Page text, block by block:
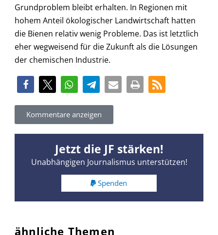
Grundproblem bleibt erhalten. In Regionen mit
hohem Anteil ökologischer Landwirtschaft hatten
die Bienen relativ wenig Probleme. Das ist letztlich
eher wegweisend für die Zukunft als die Lösungen
der chemischen Industrie.
Kommentare anzeigen
Jetzt die JF stärken!
Unabhängigen Journalismus unterstützen!
Spenden
ähnliche Themen